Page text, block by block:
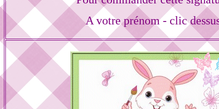
A votre prénom - clic